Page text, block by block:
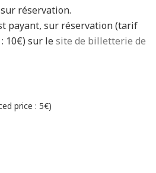
réservation.
payant, sur réservation (tarif
10€) sur lesite de billetterie de
price : 5€)